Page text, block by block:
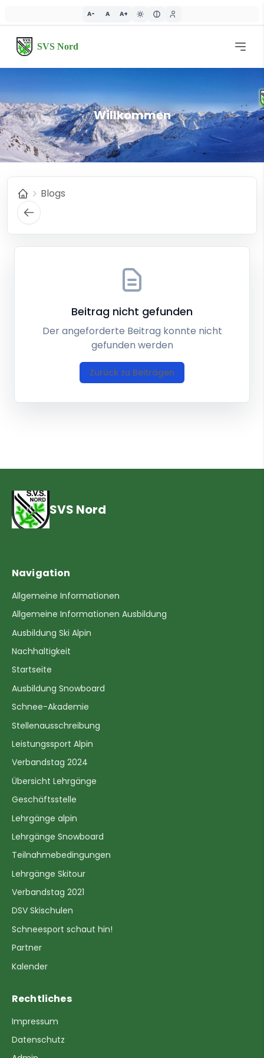
A- A A+
SVS Nord
Willkommen
Home
Blogs
Beitrag nicht gefunden
Der angeforderte Beitrag konnte nicht
gefunden werden
Zurück zu Beiträgen
SVS Nord
Navigation
Allgemeine Informationen
Allgemeine Informationen Ausbildung
Ausbildung Ski Alpin
Nachhaltigkeit
Startseite
Ausbildung Snowboard
Schnee-Akademie
Stellenausschreibung
Leistungssport Alpin
Verbandstag 2024
Übersicht Lehrgänge
Geschäftsstelle
Lehrgänge alpin
Lehrgänge Snowboard
Teilnahmebedingungen
Lehrgänge Skitour
Verbandstag 2021
DSV Skischulen
Schneesport schaut hin!
Partner
Kalender
Rechtliches
Impressum
Datenschutz